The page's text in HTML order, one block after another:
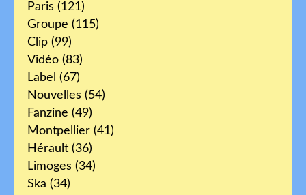
Paris (121)
Groupe (115)
Clip (99)
Vidéo (83)
Label (67)
Nouvelles (54)
Fanzine (49)
Montpellier (41)
Hérault (36)
Limoges (34)
Ska (34)